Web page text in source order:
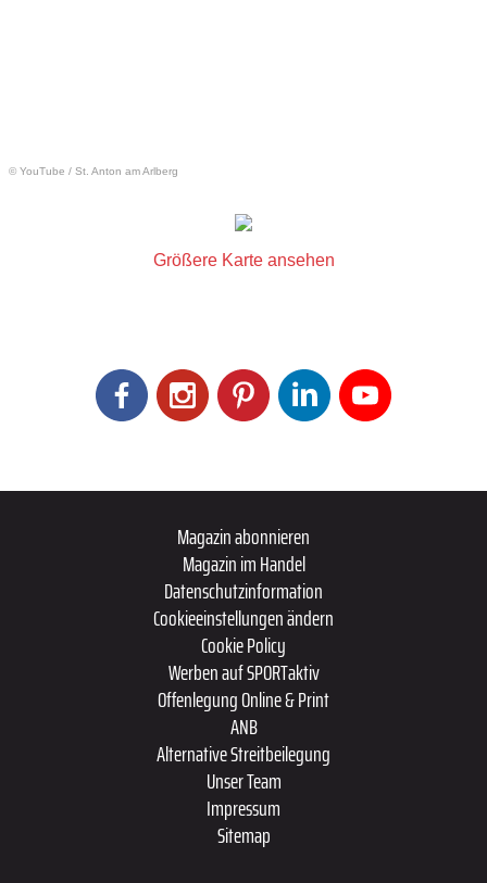
© YouTube / St. Anton am Arlberg
Größere Karte ansehen
Magazin abonnieren
Magazin im Handel
Datenschutzinformation
Cookieeinstellungen ändern
Cookie Policy
Werben auf SPORTaktiv
Offenlegung Online & Print
ANB
Alternative Streitbeilegung
Unser Team
Impressum
Sitemap